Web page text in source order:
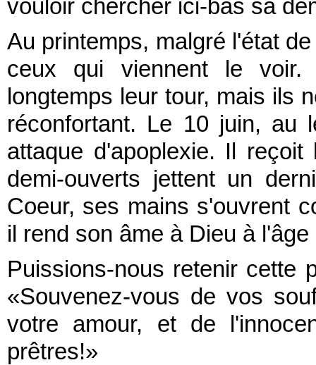
vouloir chercher ici-bas sa
Au printemps, malgré l'état
ceux qui viennent le
longtemps leur tour, mais ils
réconfortant. Le 10 juin, au
attaque d'apoplexie. Il
demi-ouverts jettent un
Coeur, ses mains s'ouvrent
il rend son âme à Dieu à
Puissions-nous retenir cette
«Souvenez-vous de vos
votre amour, et de
prêtres!»